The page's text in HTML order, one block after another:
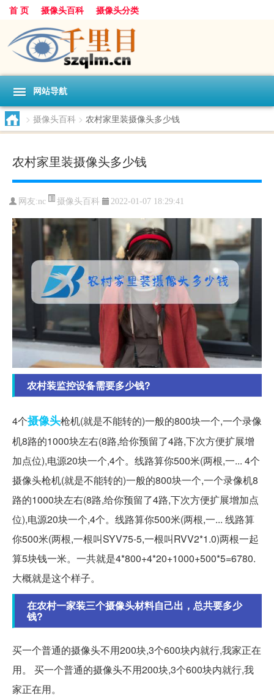
首 页 摄像头百科 摄像头分类
网站导航
> 摄像头百科 > 农村家里装摄像头多少钱
农村家里装摄像头多少钱
网友:nc 摄像头百科 2022-01-07 18:29:41
农村装监控设备需要多少钱?
4个摄像头枪机(就是不能转的)一般的800块一个,一个录像
机8路的1000块左右(8路,给你预留了4路,下次方便扩展增
加点位),电源20块一个,4个。线路算你500米(两根,一... 4个
摄像头枪机(就是不能转的)一般的800块一个,一个录像机8
路的1000块左右(8路,给你预留了4路,下次方便扩展增加点
位),电源20块一个,4个。线路算你500米(两根,一... 线路算
你500米(两根,一根叫SYV75-5,一根叫RVV2*1.0)两根一起
算5块钱一米。一共就是4*800+4*20+1000+500*5=6780.
大概就是这个样子。
在农村一家装三个摄像头材料自己出，总共要多少
钱?
买一个普通的摄像头不用200块,3个600块内就行,我家正在
用。 买一个普通的摄像头不用200块,3个600块内就行,我
家正在用。